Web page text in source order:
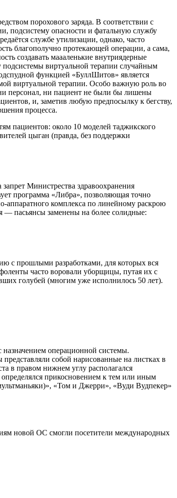
порохового заряда. В соответствии с
подсистему опасности и фатальную службу
службе утилизации, однако, часто
благополучно протекающей операции, а сама,
создавать маааленькие внутриядерные
виртуальной терапии случайным
функцией «БуллШитов» является
виртуальной терапии. Особо важную роль во
ни персонал, ни пациент не были бы лишены
и, заметив любую предпосылку к бегству,
процесса.
пациентов: около 10 моделей таджикского
цыган (правда, без поддержки
Министрества здравоохранения
программа «Либра», позволяющая точно
аппаратного комплекса по линейному раскрою
— пасьянсы заменены на более солидные:
с прошлыми разработками, для которых вся
часто воровали уборщицы, путая их с
голубей (многим уже исполнилось 50 лет).
назначением операционной системы.
собой нарисованные на листках в
в правом нижнем углу располагался
прикосновением к тем или иным
«Том и Джерри», «Вуди Вудпекер»
новой ОС смогли посетители международных